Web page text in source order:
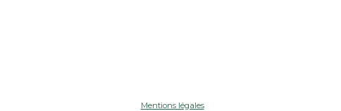
Mentions légales